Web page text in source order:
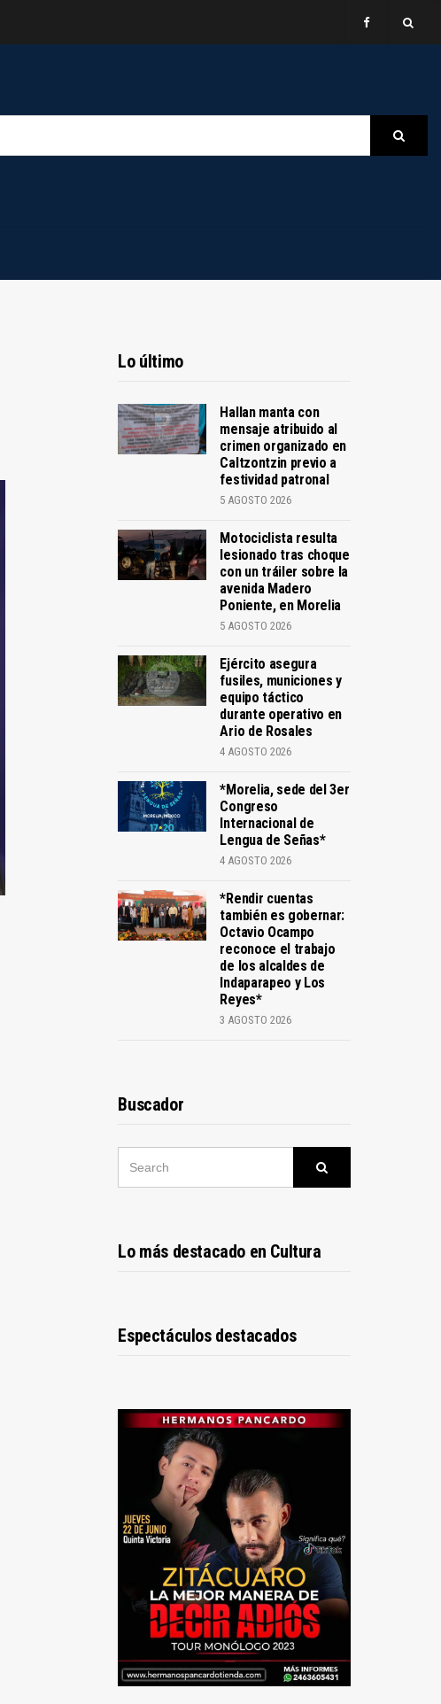
Lo último
Hallan manta con
mensaje atribuido al
crimen organizado en
Caltzontzin previo a
festividad patronal
5 AGOSTO 2026
Motociclista resulta
lesionado tras choque
con un tráiler sobre la
avenida Madero
Poniente, en Morelia
5 AGOSTO 2026
Ejército asegura
fusiles, municiones y
equipo táctico
durante operativo en
Ario de Rosales
4 AGOSTO 2026
*Morelia, sede del 3er
Congreso
Internacional de
Lengua de Señas*
4 AGOSTO 2026
*Rendir cuentas
también es gobernar:
Octavio Ocampo
reconoce el trabajo
de los alcaldes de
Indaparapeo y Los
Reyes*
3 AGOSTO 2026
Buscador
Lo más destacado en Cultura
Espectáculos destacados